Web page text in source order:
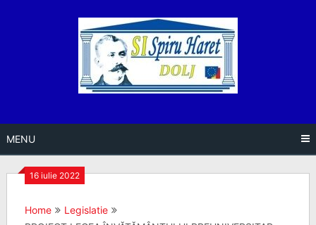
MENU
16 iulie 2022
Home
Legislatie